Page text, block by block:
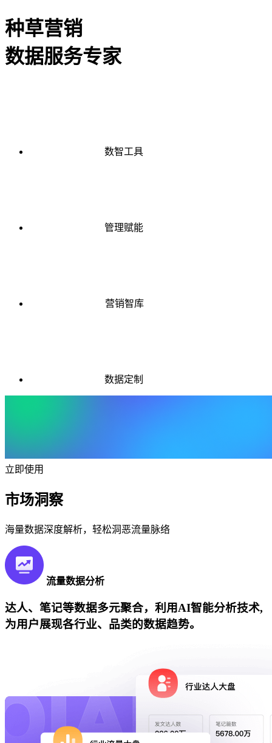
种草营销
数据服务专家
数智工具
管理赋能
营销智库
数据定制
立即使用
市场洞察
海量数据深度解析，轻松洞恶流量脉络
流量数据分析
达人、笔记等数据多元聚合，利用AI智能分析技术,
为用户展现各行业、品类的数据趋势。